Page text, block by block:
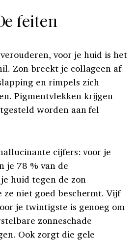
feiten
voor je huid is het
Zon breekt je collageen af
en rimpels zich
Pigmentvlekken krijgen
worden aan fel
cijfers: voor je
je 78 % van de
huid tegen de zon
ze niet goed beschermt. Vijf
je twintigste is genoeg om
zonneschade
Ook zorgt die gele